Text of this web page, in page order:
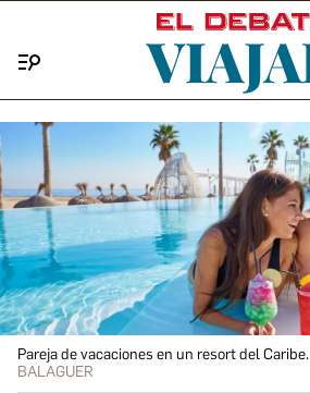
Pareja de vacaciones en un resort del Caribe.
BALAGUER